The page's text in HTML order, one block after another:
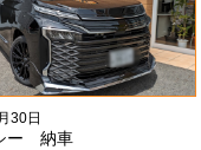
30日
ー 納車